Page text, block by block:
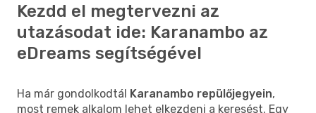
Kezdd el megtervezni az
utazásodat ide: Karanambo az
eDreams segítségével
Ha már gondolkodtál Karanambo repülőjegyein,
most remek alkalom lehet elkezdeni a keresést. Egy